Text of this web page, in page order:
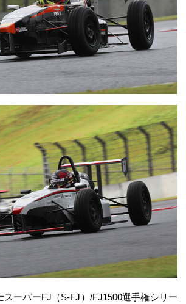
ーパーFJ（S-FJ）/FJ1500選手権シリー